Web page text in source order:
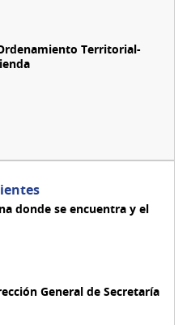
Territorial-
donde se encuentra y el
General de Secretaría